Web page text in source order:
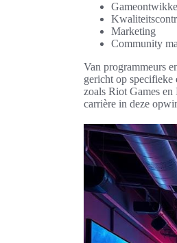
Marketing
Community
Van programmeurs
gericht op specifieke
zoals Riot Games
carrière in deze